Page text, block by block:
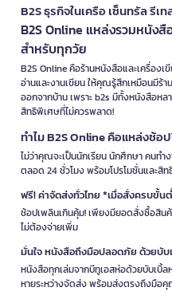
B2S ธุรกิจในเครือ เซ็นทรัล รี
B2S Online แหล่งรวมหนังสื
สำหรับทุกวัย
B2S Online คือร้านหนังสือและเครื่อง
อ่านและงานเขียน ให้คุณรู้สึกเหมือนมีร้
ออกจากบ้าน เพราะ b2s มีทั้งหนังสือห
สิทธิพิเศษที่ไม่ควรพลาด!
ทำไม B2S Online คือแหล่งช้
ไม่ว่าคุณจะเป็นนักเรียน นักศึกษา คนท
ตลอด 24 ชั่วโมง พร้อมโปรโมชั่นและสิ
ฟรี! ค่าจัดส่งทั่วไทย *เมื่อสั่งครบขั้
ช้อปเพลินเกินคุ้ม! เพียงมียอดสั่งซื้อสิน
ไม่ต้องจ่ายเพิ่ม
มั่นใจ หนังสือถึงมือปลอดภัย ด้วยบับ
หนังสือทุกเล่มจากบีทูเอสห่อด้วยบับเบิ้
หายระหว่างจัดส่ง พร้อมส่งตรงถึงมื